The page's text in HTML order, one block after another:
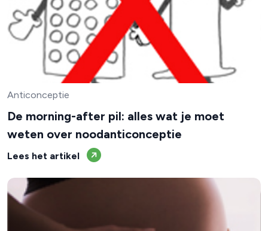
Anticonceptie
De morning-after pil: alles wat je moet
weten over noodanticonceptie
Lees het artikel